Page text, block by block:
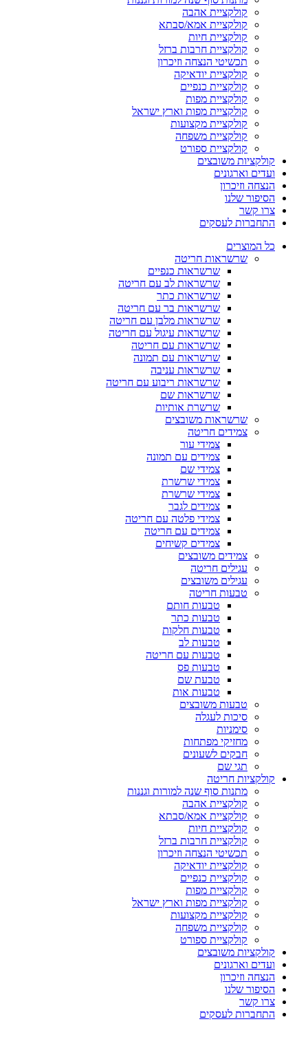
קולקציית אהבה
קולקציית אמא/סבתא
קולקציית חיות
קולקציית חרבות ברזל
תכשיטי הנצחה וזיכרון
קולקציית יודאיקה
קולקציית כנפיים
קולקציית מפות
קולקציית מפות וארץ ישראל
קולקציית מקצועות
קולקציית משפחה
קולקציית ספורט
קולקציות משובצים
ועדים וארגונים
הנצחה וזיכרון
הסיפור שלנו
צרו קשר
התחברות לעסקים
כל המוצרים
שרשראות חריטה
שרשראות כנפיים
שרשראות לב עם חריטה
שרשראות כתר
שרשראות בר עם חריטה
שרשראות מלבן עם חריטה
שרשראות עיגול עם חריטה
שרשראות עם חריטה
שרשראות עם תמונה
שרשראות עניבה
שרשראות ריבוע עם חריטה
שרשראות שם
שרשרת אותיות
שרשראות משובצים
צמידים חריטה
צמידי עור
צמידים עם תמונה
צמידי שם
צמידי שרשרת
צמידי שרשרת
צמידים לגבר
צמידי פלטה עם חריטה
צמידים עם חריטה
צמידים קשיחים
צמידים משובצים
עגילים חריטה
עגילים משובצים
טבעות חריטה
טבעות חותם
טבעות כתר
טבעות חלקות
טבעות לב
טבעות עם חריטה
טבעות פס
טבעת שם
טבעות אות
טבעות משובצים
סיכות לעגלה
סימניות
מחזיקי מפתחות
חבקים לשעונים
תגי שם
קולקציות חריטה
מתנות סוף שנה למורות וגננות
קולקציית אהבה
קולקציית אמא/סבתא
קולקציית חיות
קולקציית חרבות ברזל
תכשיטי הנצחה וזיכרון
קולקציית יודאיקה
קולקציית כנפיים
קולקציית מפות
קולקציית מפות וארץ ישראל
קולקציית מקצועות
קולקציית משפחה
קולקציית ספורט
קולקציות משובצים
ועדים וארגונים
הנצחה וזיכרון
הסיפור שלנו
צרו קשר
התחברות לעסקים